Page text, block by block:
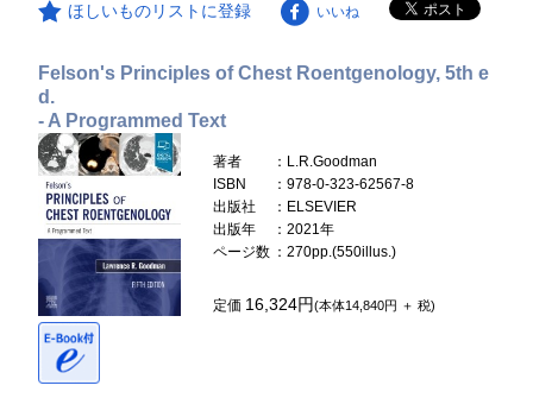
ほしいものリストに登録 いいね
Felson's Principles of Chest Roentgenology, 5th e
d.
- A Programmed Text
著者
：L.R.Goodman
ISBN
：978-0-323-62567-8
出版社
：ELSEVIER
出版年
：2021年
ページ数 ：270pp.(550illus.)
定価 16,324円(本体14,840円 ＋ 税)